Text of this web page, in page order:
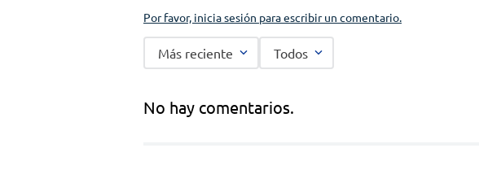
Por favor, inicia sesión para escribir un comentario.
Más reciente Todos
No hay comentarios.